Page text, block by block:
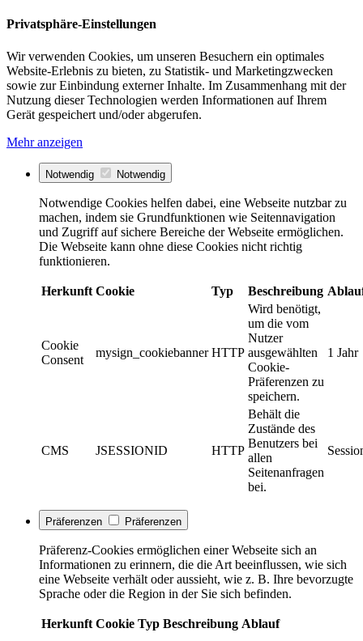
Privatsphäre-Einstellungen
Wir verwenden Cookies, um unseren Besuchern ein optimales
Website-Erlebnis zu bieten, zu Statistik- und Marketingzwecken
sowie zur Einbindung externer Inhalte. Im Zusammenhang mit der
Nutzung dieser Technologien werden Informationen auf Ihrem
Gerät gespeichert und/oder abgerufen.
Mehr anzeigen
Notwendig Notwendig
Notwendige Cookies helfen dabei, eine Webseite nutzbar zu
machen, indem sie Grundfunktionen wie Seitennavigation
und Zugriff auf sichere Bereiche der Webseite ermöglichen.
Die Webseite kann ohne diese Cookies nicht richtig
funktionieren.
Herkunft Cookie Typ Beschreibung
Cookie
Consent
mysign_cookiebanner HTTP
Wird benötigt,
um die vom
Nutzer
ausgewählten
Cookie-
Präferenzen zu
speichern.
1 Jahr
CMS JSESSIONID HTTP
Behält die
Zustände des
Benutzers bei
allen
Seitenanfragen
bei.
Präferenzen Präferenzen
Präferenz-Cookies ermöglichen einer Webseite sich an
Informationen zu erinnern, die die Art beeinflussen, wie sich
eine Webseite verhält oder aussieht, wie z. B. Ihre bevorzugte
Sprache oder die Region in der Sie sich befinden.
Herkunft Cookie Typ Beschreibung Ablauf